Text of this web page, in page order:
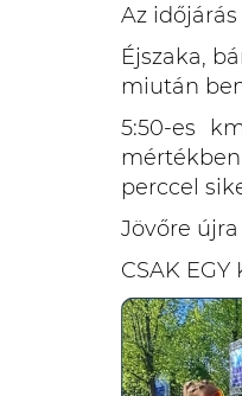
Az
Éjszaka,
miután
5:50-es
mértékben
perccel
Jövőre
CSAK EGY